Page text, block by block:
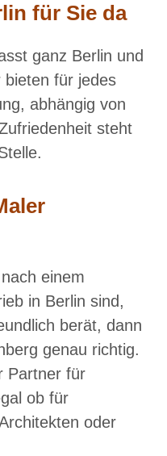
für Sie da
ganz Berlin und
bieten für jedes
abhängig von
steht
einem
in Berlin sind,
berät, dann
genau richtig.
Partner für
ob für
oder